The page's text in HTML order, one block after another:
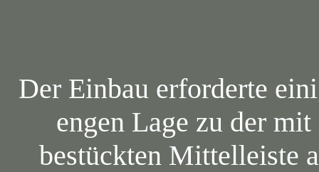
Der Einbau erforderte
engen Lage zu der
bestückten Mittelleiste